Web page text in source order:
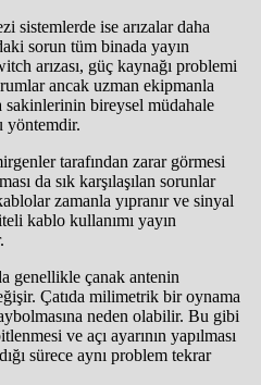
sistemlerde ise arızalar daha
sorun tüm binada yayın
arızası, güç kaynağı problemi
ancak uzman ekipmanla
bireysel müdahale
yöntemdir.
tarafından zarar görmesi
da sık karşılaşılan sorunlar
zamanla yıpranır ve sinyal
kablo kullanımı yayın
genellikle çanak antenin
Çatıda milimetrik bir oynama
neden olabilir. Bu gibi
ve açı ayarının yapılması
sürece aynı problem tekrar